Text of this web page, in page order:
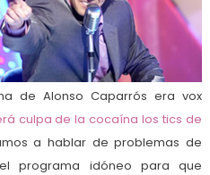
de Alonso Caparrós era vox
culpa de la cocaína los tics de
a hablar de problemas de
el programa idóneo para que